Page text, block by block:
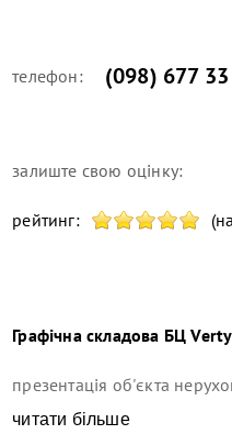
телефон: (098) 677
залиште свою оцінку:
рейтинг:
Графічна складова БЦ
презентація об'єкта
читати більше